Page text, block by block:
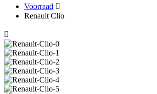
Voorraad
Renault Clio